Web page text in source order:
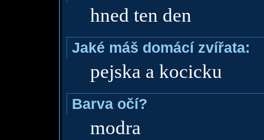
hned ten den
Jaké máš domácí zvířata:
pejska a kocicku
Barva očí?
modra